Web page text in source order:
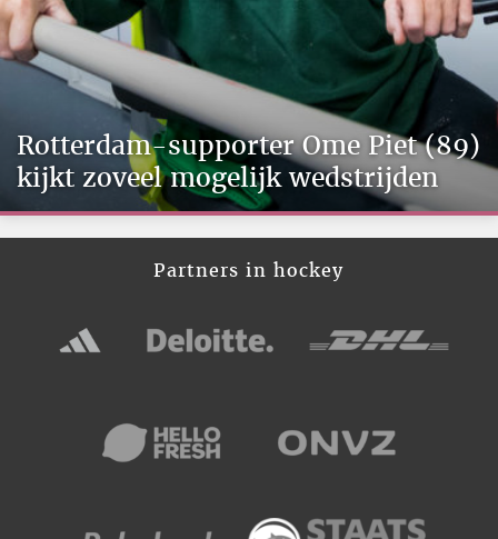
Rotterdam-supporter Ome Piet (89)
kijkt zoveel mogelijk wedstrijden
Partners in hockey